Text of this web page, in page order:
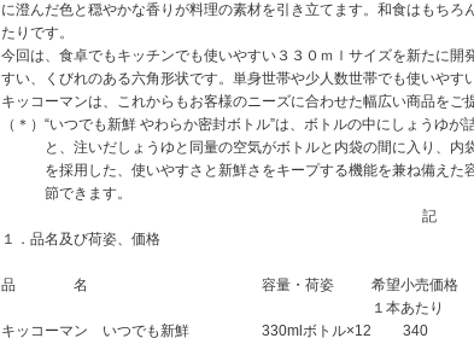
に澄んだ色と穏やかな香りが料理の素材を引き立てます。和食はもち
たりです。
今回は、食卓でもキッチンでも使いやすい３３０ｍｌサイズを新たに
すい、くびれのある六角形状です。単身世帯や少人数世帯でも使いやす
キッコーマンは、これからもお客様のニーズに合わせた幅広い商品をご
（＊） “いつでも新鮮 やわらか密封ボトル”は、ボトルの中にしょうゆが
と、注いだしょうゆと同量の空気がボトルと内袋の間に入り、内
を採用した、使いやすさと新鮮さをキープする機能を兼ね備え
節できます。
記
１．品名及び荷姿、価格
品 名
容量・荷姿
希望小売価格
１本あたり
キッコーマン いつでも新鮮
330mlボトル×12 340